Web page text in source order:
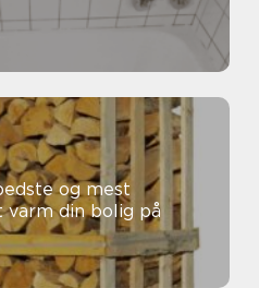
og mest
varm din bolig på